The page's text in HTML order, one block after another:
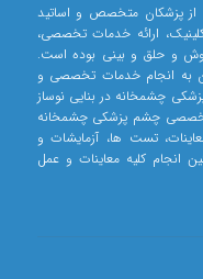
سال ۱۳۸۰ توسط جمعی از پزشکان متخصص و اساتید
ارائه خدمات تخصصی،
و حلق و بینی بوده است.
به انجام خدمات تخصصی و
چشمخانه در بنایی نوساز
گردید. مرکز تخصصی چشم پزشکی چشمخانه
تست ها، آزمایشات و
کلیه معاینات و عمل